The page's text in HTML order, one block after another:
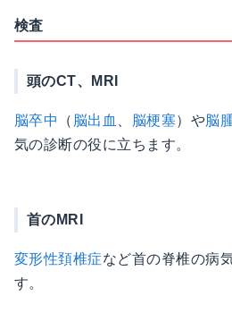
検査
頭のCT、MRI
脳卒中 （ 脳出血 脳梗塞）や脳
気の診断の役に立ちます。
首のMRI
変形性頚椎症など首の脊椎の病
す。